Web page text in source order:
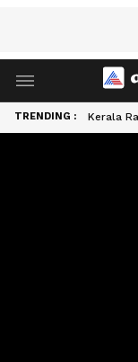
TRENDING : Kerala